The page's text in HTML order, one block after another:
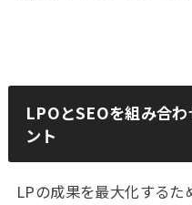
LPOとSEOを組み合
ント
LPの成果を最大化するた